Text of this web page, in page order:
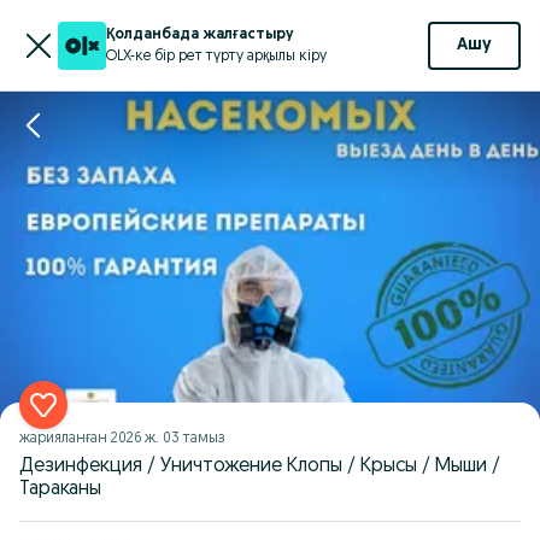
Қолданбада жалғастыру
OLX-ке бір рет түрту арқылы кіру
Ашу
жарияланған 2026 ж. 03 тамыз
Дезинфекция / Уничтожение Клопы / Крысы / Мыши /
Тараканы